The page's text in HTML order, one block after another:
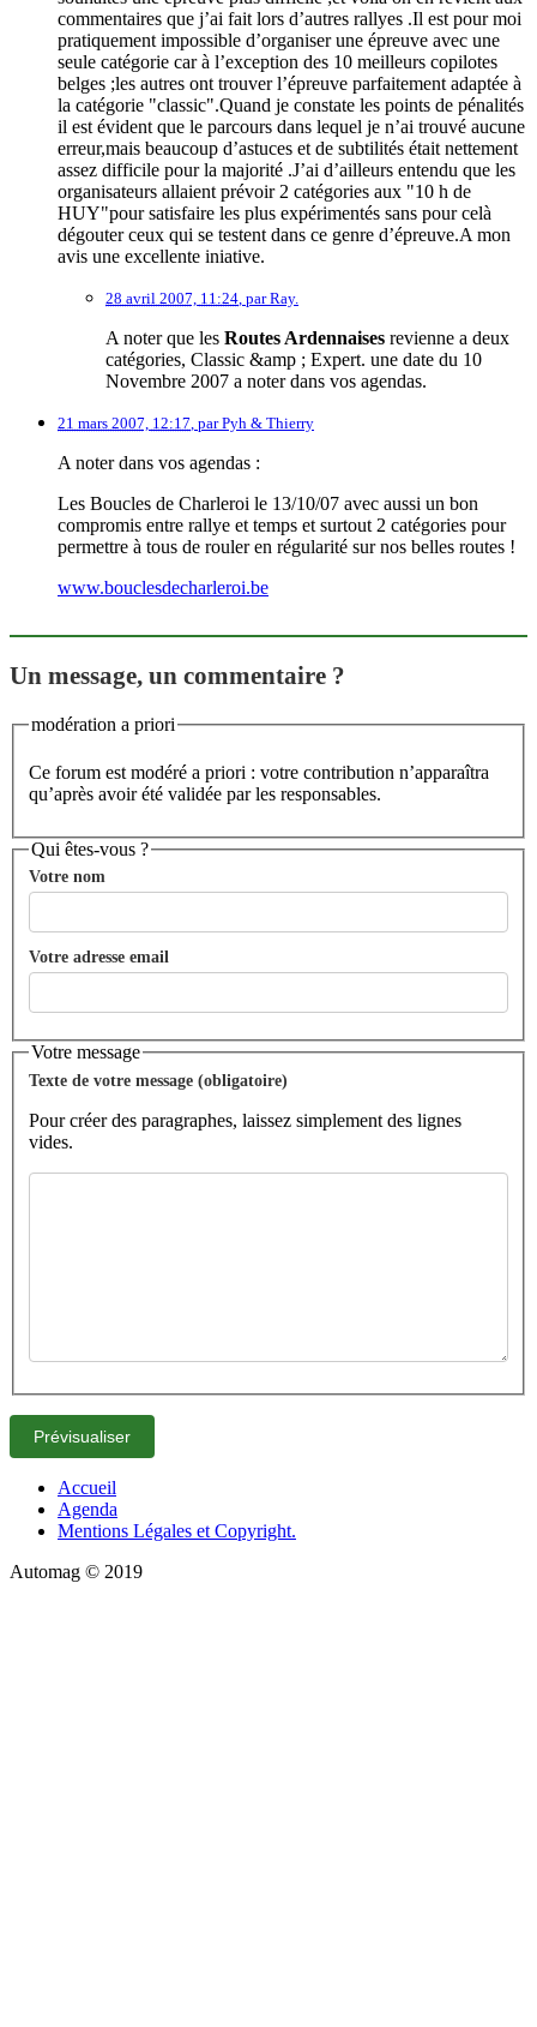
commentaires que j’ai fait lors d’autres rallyes .Il est pour moi
pratiquement impossible d’organiser une épreuve avec une
seule catégorie car à l’exception des 10 meilleurs copilotes
belges ;les autres ont trouver l’épreuve parfaitement adaptée à
la catégorie "classic".Quand je constate les points de pénalités
il est évident que le parcours dans lequel je n’ai trouvé aucune
erreur,mais beaucoup d’astuces et de subtilités était nettement
assez difficile pour la majorité .J’ai d’ailleurs entendu que les
organisateurs allaient prévoir 2 catégories aux "10 h de
HUY"pour satisfaire les plus expérimentés sans pour celà
dégouter ceux qui se testent dans ce genre d’épreuve.A mon
avis une excellente iniative.
28 avril 2007, 11:24, parRay.
A noter que les Routes Ardennaises revienne a deux
catégories, Classic &amp ; Expert. une date du 10
Novembre 2007 a noter dans vos agendas.
21 mars 2007, 12:17, parPyh & Thierry
A noter dans vos agendas :
Les Boucles de Charleroi le 13/10/07 avec aussi un bon
compromis entre rallye et temps et surtout 2 catégories pour
permettre à tous de rouler en régularité sur nos belles routes !
www.bouclesdecharleroi.be
Un message, un commentaire ?
modération a priori
Ce forum est modéré a priori : votre contribution n’apparaîtra
qu’après avoir été validée par les responsables.
Qui êtes-vous ?
Votre nom
Votre adresse email
Votre message
Texte de votre message (obligatoire)
Pour créer des paragraphes, laissez simplement des lignes
vides.
Accueil
Agenda
Mentions Légales et Copyright.
Automag © 2019